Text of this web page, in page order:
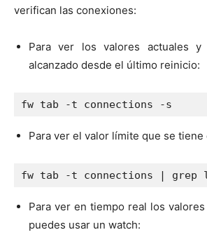
verifican las conexiones:
Para ver los valores actuales
alcanzado desde el último reinicio:
fw tab -t connections -s
Para ver el valor límite que se tiene
fw tab -t connections | grep
Para ver en tiempo real los
puedes usar un watch: